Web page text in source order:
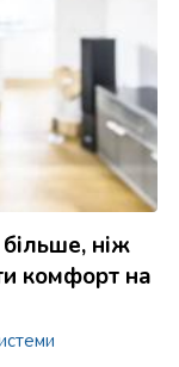
ніж
комфорт на